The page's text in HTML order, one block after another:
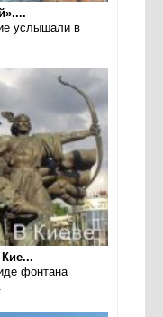
услышали в
фонтана